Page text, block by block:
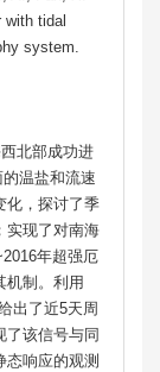
with tidal
system.
北部成功进
温盐和流速
化，探讨了季
实现了对南海
年超强厄
机制。利用
出了近5天周
了该信号与同
响应的观测